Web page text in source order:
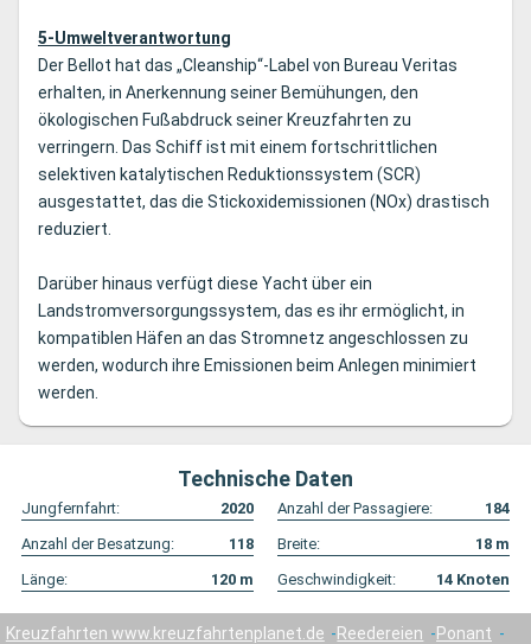
5-Umweltverantwortung
Der Bellot hat das „Cleanship“-Label von Bureau Veritas
erhalten, in Anerkennung seiner Bemühungen, den
ökologischen Fußabdruck seiner Kreuzfahrten zu
verringern. Das Schiff ist mit einem fortschrittlichen
selektiven katalytischen Reduktionssystem (SCR)
ausgestattet, das die Stickoxidemissionen (NOx) drastisch
reduziert.
Darüber hinaus verfügt diese Yacht über ein
Landstromversorgungssystem, das es ihr ermöglicht, in
kompatiblen Häfen an das Stromnetz angeschlossen zu
werden, wodurch ihre Emissionen beim Anlegen minimiert
werden.
Technische Daten
Jungfernfahrt: 2020 Anzahl der Passagiere:
184
Anzahl der Besatzung:
118 Breite: 18 m
Länge:
120 m Geschwindigkeit: 14 Knoten
Kreuzfahrten www.kreuzfahrtenplanet.de Reedereien
Ponant